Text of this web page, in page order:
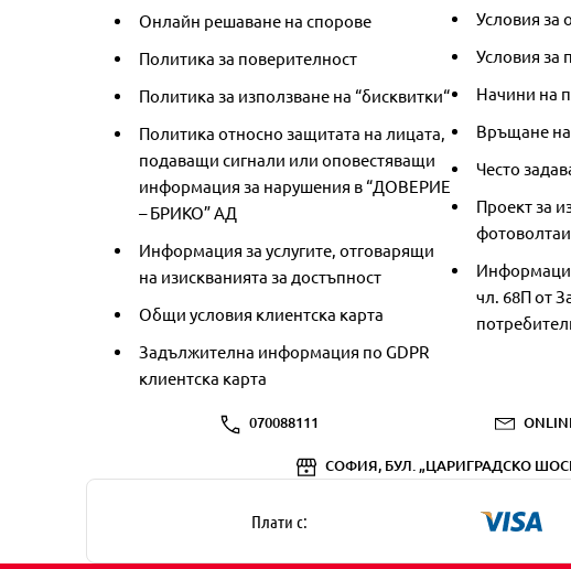
Онлайн решаване на спорове
Политика за поверителност
Политика за използване на “бисквитки“
Политика относно защитата на лицата,
подаващи сигнали или оповестяващи
информация за нарушения в “ДОВЕРИЕ
– БРИКО” АД
Информация за услугите, отговарящи
на изискванията за достъпност
Общи условия клиентска карта
Задължителна информация по GDPR
клиентска карта
Условия за
Условия за
Начини на
Връщане
Често
Проект за
чл. 68П от
070088111
СОФИЯ, БУЛ. „ЦАРИГРАДСКО
Плати с: